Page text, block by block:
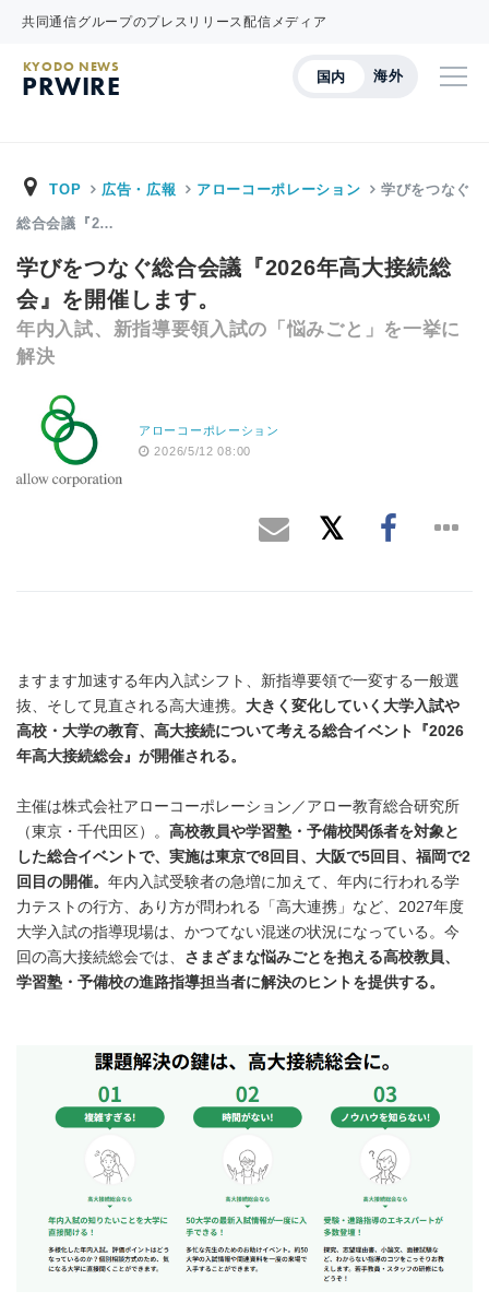
共同通信グループのプレスリリース配信メディア
国内 海外
KYODO NEWS
PRWIRE
TOP 広告・広報 アローコーポレーション 学びをつなぐ
総合会議『2…
学びをつなぐ総合会議『2026年高大接続総
会』を開催します。
年内入試、新指導要領入試の「悩みごと」を一挙に
解決
アローコーポレーション
2026/5/12 08:00
ますます加速する年内入試シフト、新指導要領で一変する一般選
抜、そして見直される高大連携。 大きく変化していく大学入試や
高校・大学の教育、高大接続について考える総合イベント『2026
年高大接続総会』が開催される。
主催は株式会社アローコーポレーション／アロー教育総合研究所
（東京・千代田区）。 高校教員や学習塾・予備校関係者を対象と
した総合イベントで、実施は東京で8回目、大阪で5回目、福岡で2
回目の開催。 年内入試受験者の急増に加えて、年内に行われる学
力テストの行方、あり方が問われる「高大連携」など、2027年度
大学入試の指導現場は、かつてない混迷の状況になっている。今
回の高大接続総会では、 さまざまな悩みごとを抱える高校教員、
学習塾・予備校の進路指導担当者に解決のヒントを提供する。